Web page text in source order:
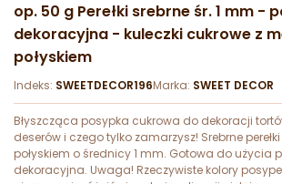
op. 50 g Perełki srebrne śr. 1 mm -
dekoracyjna - kuleczki cukrowe z
połyskiem
Indeks: SWEETDECOR196Marka: SWEET DECOR
Błyszcząca posypka cukrowa do dekoracji
deserów i czego tylko zamarzysz! Srebrne
połyskiem o średnicy 1 mm. Gotowa do użycia
dekoracyjna. Uwaga! Rzeczywiste kolory